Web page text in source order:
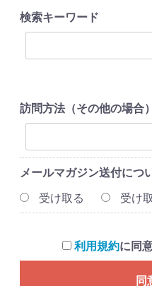
検索キーワード
訪問方法（その他の場合）
メールマガジン送付につ
受け取る 受け
利用規約に同
同